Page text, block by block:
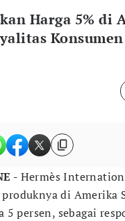
Harga 5% di
Konsumen
- Hermès
di Amerika
persen, sebagai